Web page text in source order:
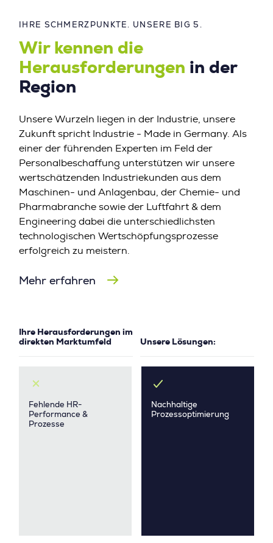
IHRE SCHMERZPUNKTE. UNSERE BIG 5.
Wir kennen die
Herausforderungen in der
Region
Unsere Wurzeln liegen in der Industrie, unsere
Zukunft spricht Industrie - Made in Germany. Als
einer der führenden Experten im Feld der
Personalbeschaffung unterstützen wir unsere
wertschätzenden Industriekunden aus dem
Maschinen- und Anlagenbau, der Chemie- und
Pharmabranche sowie der Luftfahrt & dem
Engineering dabei die unterschiedlichsten
technologischen Wertschöpfungsprozesse
erfolgreich zu meistern.
Mehr erfahren
Ihre Herausforderungen im
direkten Marktumfeld
Unsere Lösungen:
Fehlende HR-
Performance &
Prozesse
Nachhaltige
Prozessoptimierung